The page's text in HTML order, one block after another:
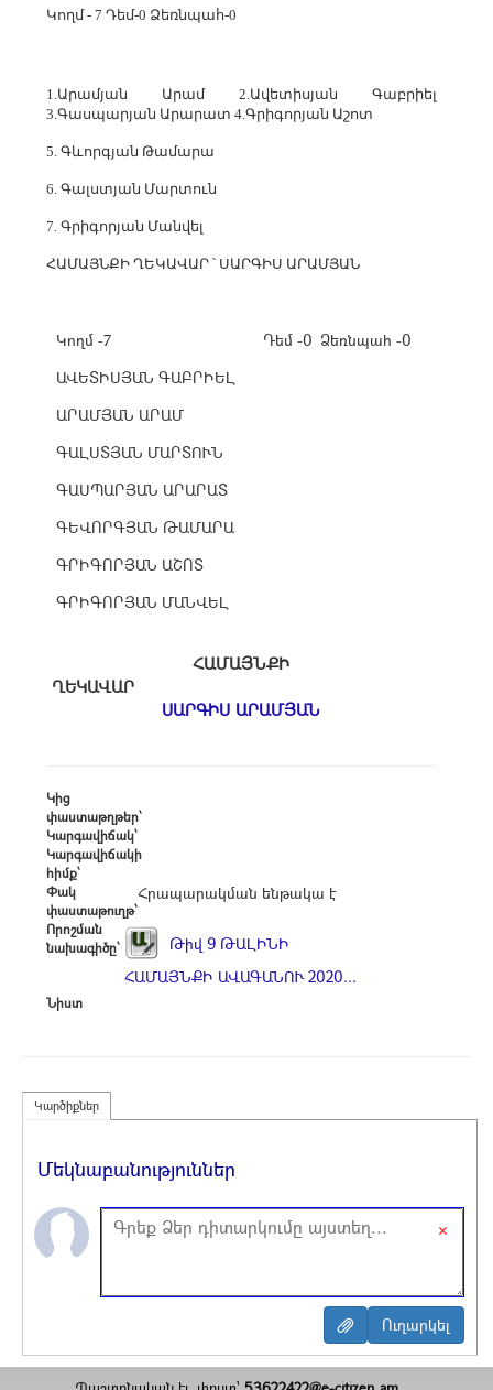
Կողմ - 7 Դեմ-0 Ձեռնպահ-0
1.Արամյան Արամ 2.Ավետիսյան Գաբրիել
3.Գասպարյան Արարատ 4.Գրիգորյան Աշոտ
5. Գևորգյան Թամարա
6. Գալստյան Մարտուն
7. Գրիգորյան Մանվել
ՀԱՄԱՅՆՔԻ ՂԵԿԱՎԱՐ ՝ ՍԱՐԳԻՍ ԱՐԱՄՅԱՆ
Կողմ -7
ԱՎԵՏԻՍՅԱՆ ԳԱԲՐԻԵԼ
ԱՐԱՄՅԱՆ ԱՐԱՄ
ԳԱԼՍՏՅԱՆ ՄԱՐՏՈՒՆ
ԳԱՍՊԱՐՅԱՆ ԱՐԱՐԱՏ
ԳԵՎՈՐԳՅԱՆ ԹԱՄԱՐԱ
ԳՐԻԳՈՐՅԱՆ ԱՇՈՏ
ԳՐԻԳՈՐՅԱՆ ՄԱՆՎԵԼ
Դեմ -0 Ձեռնպահ -0
ՀԱՄԱՅՆՔԻ
ՂԵԿԱՎԱՐ
ՍԱՐԳԻՍ ԱՐԱՄՅԱՆ
Կից
փաստաթղթեր՝
Կարգավիճակ՝
Կարգավիճակի
հիմք՝
Փակ
փաստաթուղթ՝
Հրապարակման ենթակա է
Որոշման
նախագիծը՝
Թիվ 9 ԹԱԼԻՆԻ
ՀԱՄԱՅՆՔԻ ԱՎԱԳԱՆՈՒ 2020...
Նիստ
Կարծիքներ
Մեկնաբանություններ
×